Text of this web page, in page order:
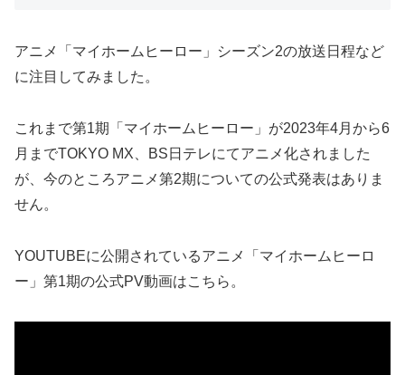
アニメ「マイホームヒーロー」シーズン2の放送日程など
に注目してみました。
これまで第1期「マイホームヒーロー」が2023年4月から6
月までTOKYO MX、BS日テレにてアニメ化されました
が、今のところアニメ第2期についての公式発表はありま
せん。
YOUTUBEに公開されているアニメ「マイホームヒーロ
ー」第1期の公式PV動画はこちら。